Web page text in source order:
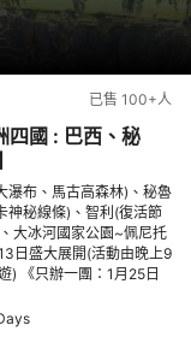
已售 100+人
四國 : 巴西、秘
瀑布、馬古高森林)、秘魯
神秘線條)、智利(復活節
大冰河國家公園~佩尼托
日盛大展開(活動由晚上9
) 《只辦一團：1月25日